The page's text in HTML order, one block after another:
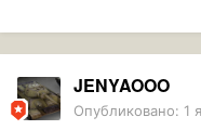
JENYAOOO
Опубликовано: 1